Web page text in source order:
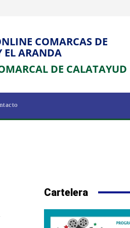
COMARCAS DE
EL ARANDA
DE CALATAYUD
Cartelera